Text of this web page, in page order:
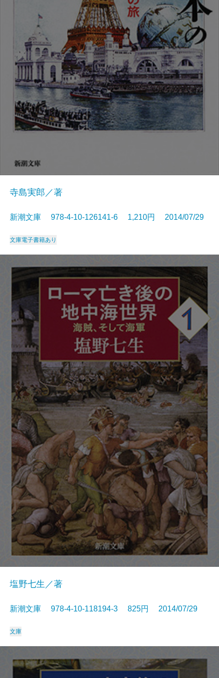
寺島実郎／著
新潮文庫 978-4-10-126141-6 1,210円 2014/07/29
文庫電子書籍あり
塩野七生／著
新潮文庫 978-4-10-118194-3 825円 2014/07/29
文庫